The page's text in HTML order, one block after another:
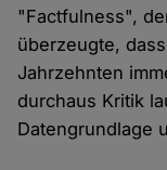
"Factfulness",
überzeugte,
Jahrzehnten
durchaus Kritik
Datengrundlage